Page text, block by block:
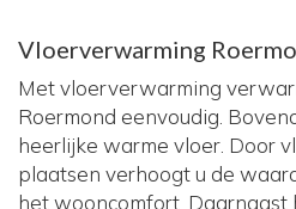
Vloerverwarming
Met vloerverwarming
Roermond eenvoudig.
heerlijke warme vloer. Door
plaatsen verhoogt u de
het wooncomfort. Daarnaast